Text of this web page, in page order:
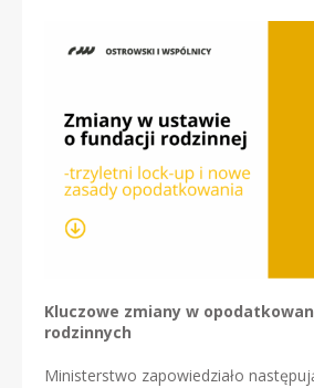
Kluczowe zmiany w
rodzinnych
Ministerstwo zapowiedziało